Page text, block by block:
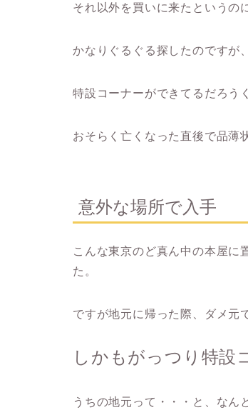
それ以外を買いに来たというの
かなりぐるぐる探したのですが
特設コーナーができてるだろう
おそらく亡くなった直後で品薄
意外な場所で入手
こんな東京のど真ん中の本屋に
た。
ですが地元に帰った際、ダメ元
しかもがっつり特設
うちの地元って・・・と、なん